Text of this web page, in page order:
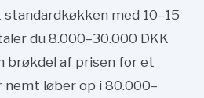
med 10–15
du 8.000–30.000 DKK
brøkdel af prisen for et
nemt løber op i 80.000–